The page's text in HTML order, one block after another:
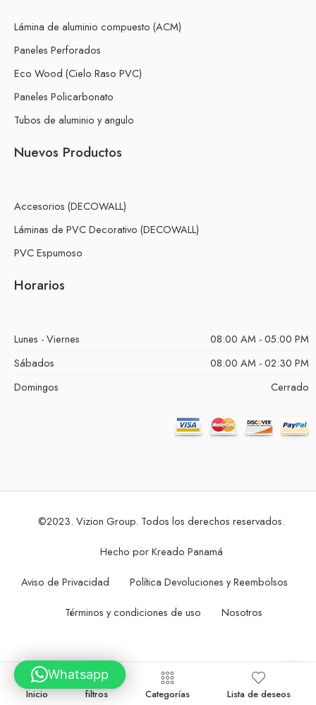
Lámina de aluminio compuesto (ACM)
Paneles Perforados
Eco Wood (Cielo Raso PVC)
Paneles Policarbonato
Tubos de aluminio y angulo
Nuevos Productos
Accesorios (DECOWALL)
Láminas de PVC Decorativo (DECOWALL)
PVC Espumoso
Horarios
Lunes - Viernes
08:00 AM - 05:00 PM
Sábados
08:00 AM - 02:30 PM
Domingos
Cerrado
©2023. Vizion Group. Todos los derechos reservados.
Hecho porKreado Panamá
Aviso de Privacidad Política Devoluciones y Reembolsos
Términos y condiciones de uso Nosotros
Inicio filtros Categorías Lista de deseos
Whatsapp
Whatsapp